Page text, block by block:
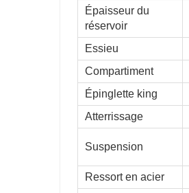
Épaisseur du
réservoir
Essieu
Compartiment
Épinglette king
Atterrissage
Suspension
Ressort en acier